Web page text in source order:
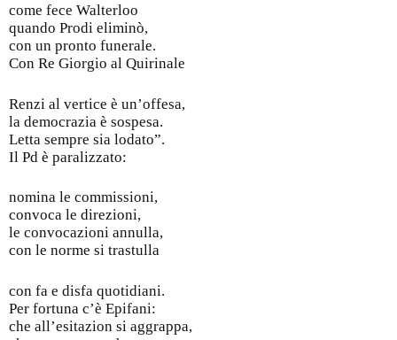
come fece Walterloo
quando Prodi eliminò,
con un pronto funerale.
Con Re Giorgio al Quirinale
Renzi al vertice è un’offesa,
la democrazia è sospesa.
Letta sempre sia lodato”.
Il Pd è paralizzato:
nomina le commissioni,
convoca le direzioni,
le convocazioni annulla,
con le norme si trastulla
con fa e disfa quotidiani.
Per fortuna c’è Epifani:
che all’esitazion si aggrappa,